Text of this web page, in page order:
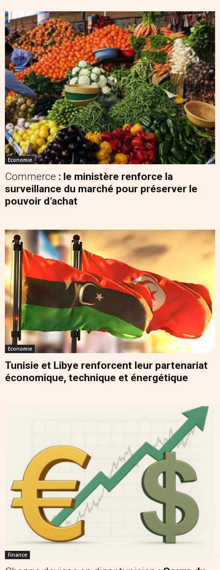
Economie
Commerce : le ministère renforce la
surveillance du marché pour préserver le
pouvoir d’achat
Economie
Tunisie et Libye renforcent leur partenariat
économique, technique et énergétique
Finance